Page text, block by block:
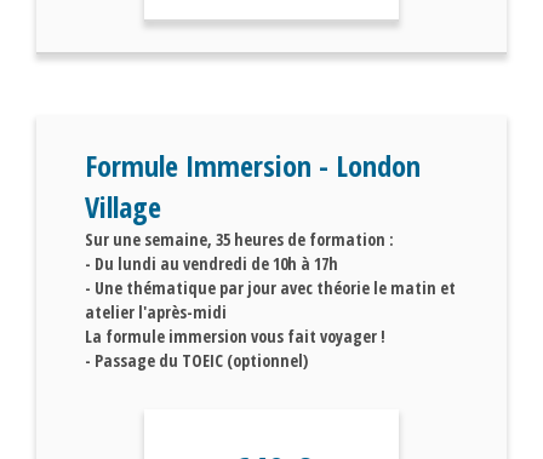
Formule Immersion - London
Village
Sur une semaine, 35 heures de formation :
- Du lundi au vendredi de 10h à 17h
- Une thématique par jour avec théorie le matin et
atelier l'après-midi
La formule immersion vous fait voyager !
- Passage du TOEIC (optionnel)